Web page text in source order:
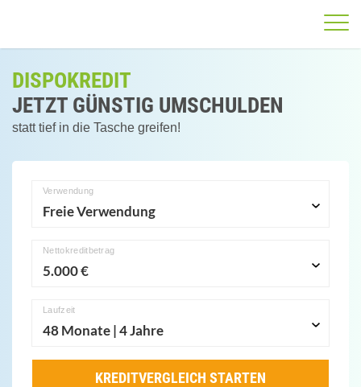
DISPOKREDIT
JETZT GÜNSTIG UMSCHULDEN
statt tief in die Tasche greifen!
Verwendung
Nettokreditbetrag
Laufzeit
KREDITVERGLEICH STARTEN